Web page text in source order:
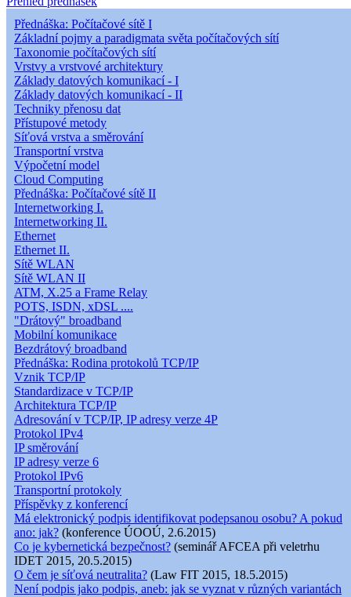
Přednáška: Počítačové sítě I
Základní pojmy a paradigmata světa počítačových sítí
Taxonomie počítačových sítí
Vrstvy a vrstvové architektury
Základy datových komunikací - I
Základy datových komunikací - II
Techniky přenosu dat
Přístupové metody
Síťová vrstva a směrování
Transportní vrstva
Výpočetní model
Cloud Computing
Přednáška: Počítačové sítě II
Internetworking I.
Internetworking II.
Ethernet
Ethernet II.
Sítě WLAN
Sítě WLAN II
ATM, X.25 a Frame Relay
POTS, ISDN, xDSL ....
"Drátový" broadband
Mobilní komunikace
Bezdrátový broadband
Přednáška: Rodina protokolů TCP/IP
Vznik TCP/IP
Standardizace v TCP/IP
Architektura TCP/IP
Adresování v TCP/IP, IP adresy verze 4P
Protokol IPv4
IP směrování
IP adresy verze 6
Protokol IPv6
Transportní protokoly
Příspěvky z konferencí
Má elektronický podpis identifikovat podepsanou osobu? A pokud
ano: jak? (konference ÚOOÚ, 2.6.2015)
Co je kybernetická bezpečnost? (seminář AFCEA při veletrhu
IDET 2015, 20.5.2015)
O čem je síťová neutralita? (Law FIT 2015, 18.5.2015)
Není podpis jako podpis, aneb: jak se vyznat v různých variantách